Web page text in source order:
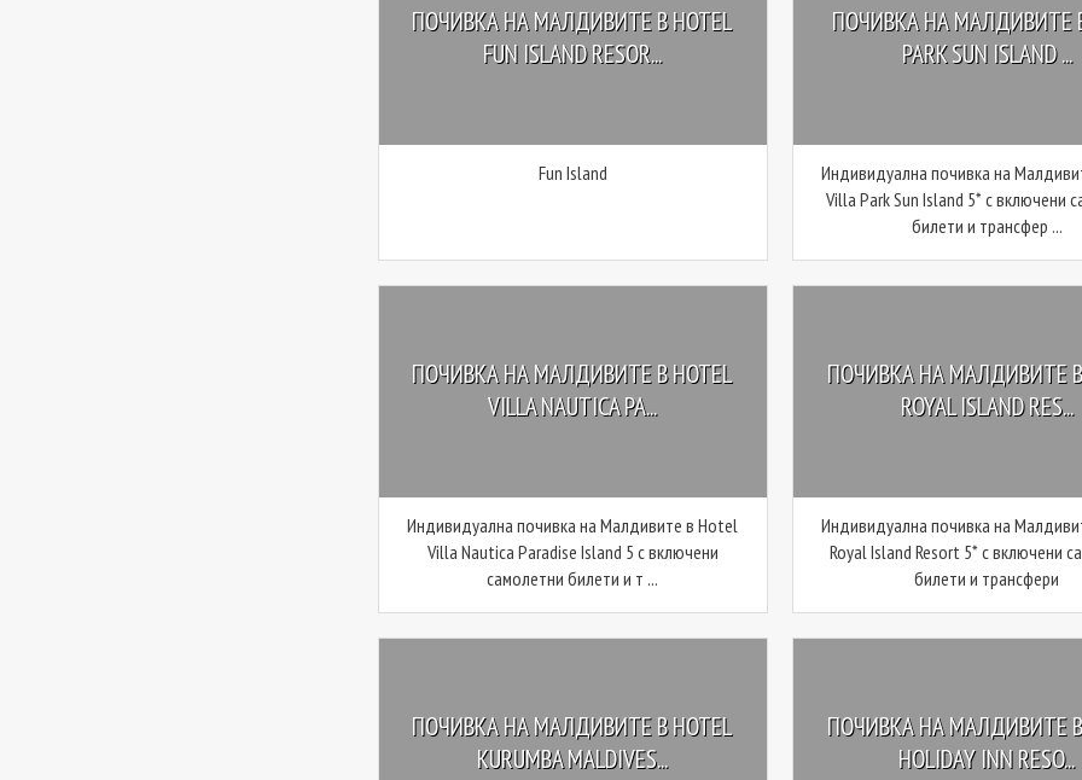
ПОЧИВКА НА МАЛДИВИТЕ В HOTEL
FUN ISLAND RESOR...
Fun Island
ПОЧИВКА НА МАЛДИВИТЕ
PARK SUN ISLAND ...
Индивидуална почивка на
Villa Park Sun Island 5* с включени
билети и трансфер ...
ПОЧИВКА НА МАЛДИВИТЕ В HOTEL
VILLA NAUTICA PA...
Индивидуална почивка на Малдивите в Hotel
Villa Nautica Paradise Island 5 с включени
самолетни билети и т ...
ПОЧИВКА НА МАЛДИВИТЕ В
ROYAL ISLAND RES...
Индивидуална почивка на
Royal Island Resort 5* с включени
билети и трансфери
ПОЧИВКА НА МАЛДИВИТЕ В HOTEL
KURUMBA MALDIVES...
ПОЧИВКА НА МАЛДИВИТЕ В
HOLIDAY INN RESO...